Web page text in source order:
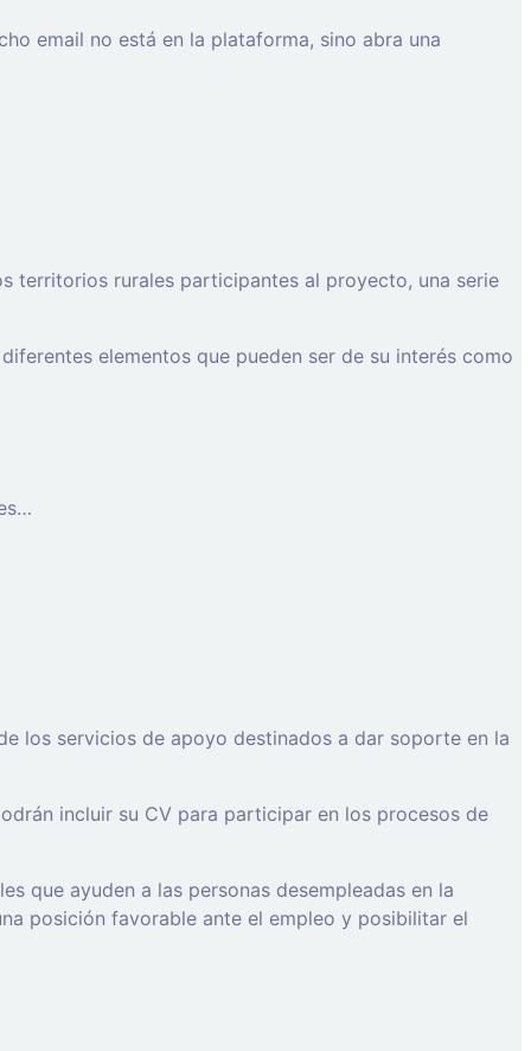
email no está en la plataforma, sino abra una
territorios rurales participantes al proyecto, una serie
elementos que pueden ser de su interés como
los servicios de apoyo destinados a dar soporte en la
incluir su CV para participar en los procesos de
que ayuden a las personas desempleadas en la
posición favorable ante el empleo y posibilitar el